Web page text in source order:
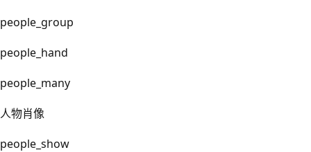
people_group
people_hand
people_many
人物肖像
people_show